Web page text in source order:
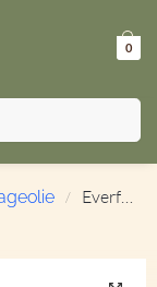
0
| ⭐ TrustPilot 4,9 / 5
/ Everfresh | Ayurvedic | Massageolie | 100 ml.